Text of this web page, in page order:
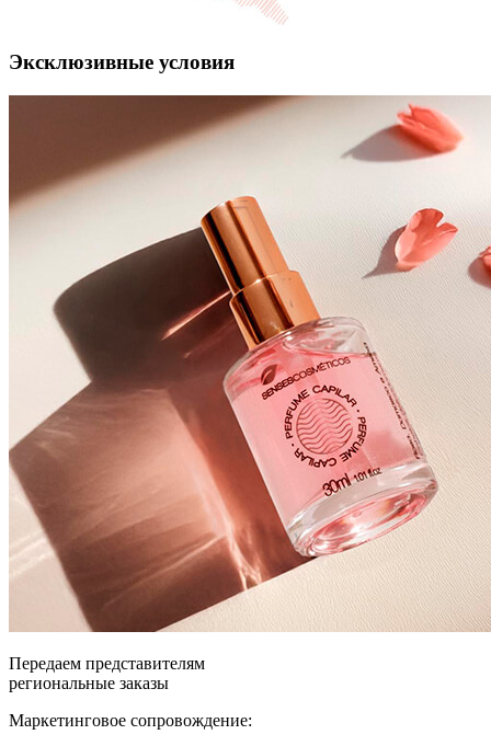
Эксклюзивные условия
Передаем представителям
региональные заказы
Маркетинговое сопровождение: